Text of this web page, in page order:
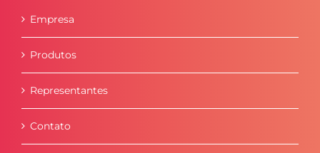
Empresa
Produtos
Representantes
Contato